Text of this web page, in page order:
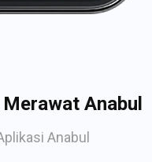
Anabul
Anabul